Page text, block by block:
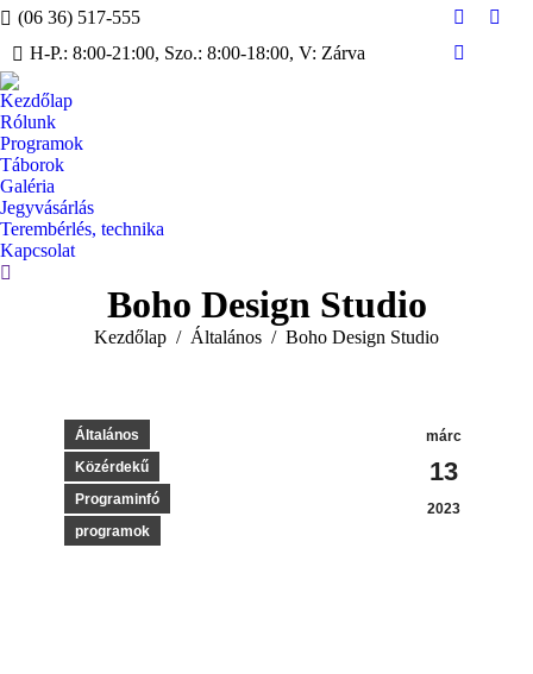
(06 36) 517-555
H-P.: 8:00-21:00, Szo.: 8:00-18:00, V: Zárva
Facebook
page
YouTube
Kezdőlap
Rólunk
Programok
Táborok
Galéria
Jegyvásárlás
Terembérlés, technika
Kapcsolat
Search:
Boho Design Studio
You are here:
Kezdőlap Általános Boho Design Studio
márc
13
2023
Általános
Közérdekű
Programinfó
programok